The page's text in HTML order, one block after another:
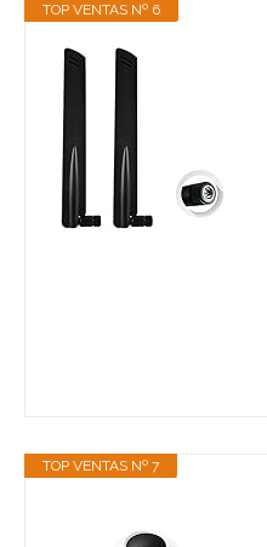
TOP VENTAS Nº 6
TOP VENTAS Nº 7